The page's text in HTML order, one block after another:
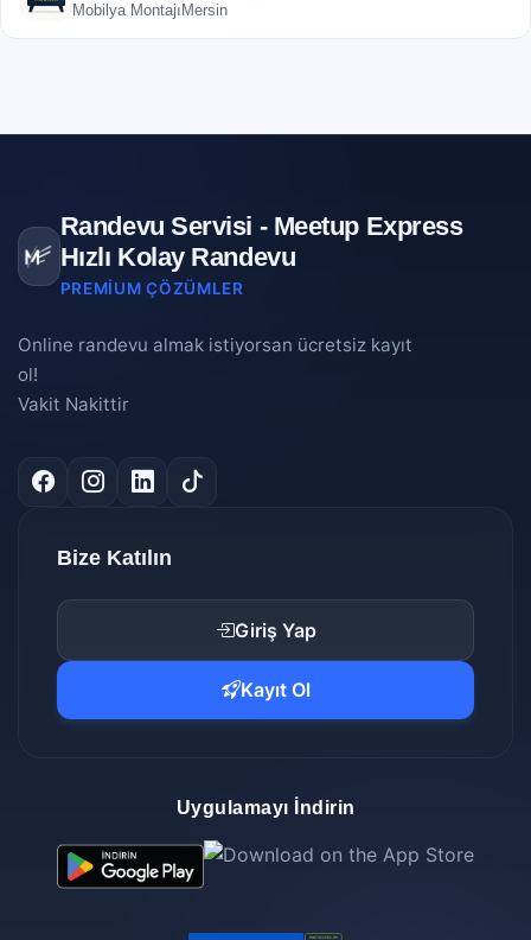
Mobilya Montajı Mersin
Randevu Servisi - Meetup Express
Hızlı Kolay Randevu
PREMIUM ÇÖZÜMLER
Online randevu almak istiyorsan ücretsiz kayıt
ol!
Vakit Nakittir
Bize Katılın
Giriş Yap
Kayıt Ol
Uygulamayı İndirin